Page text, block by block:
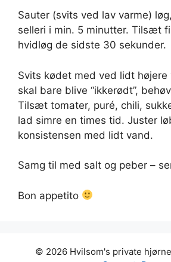
Sauter (svits ved lav varme)
selleri i min. 5 minutter. Tilsæt
hvidløg de sidste 30 sekunder.
Svits kødet med ved lidt højere
skal bare blive “ikkerødt”,
Tilsæt tomater, puré, chili,
lad simre en times tid. Juster
konsistensen med lidt vand.
Samg til med salt og peber –
Bon appetito
© 2026 Hvilsom's private hjørne